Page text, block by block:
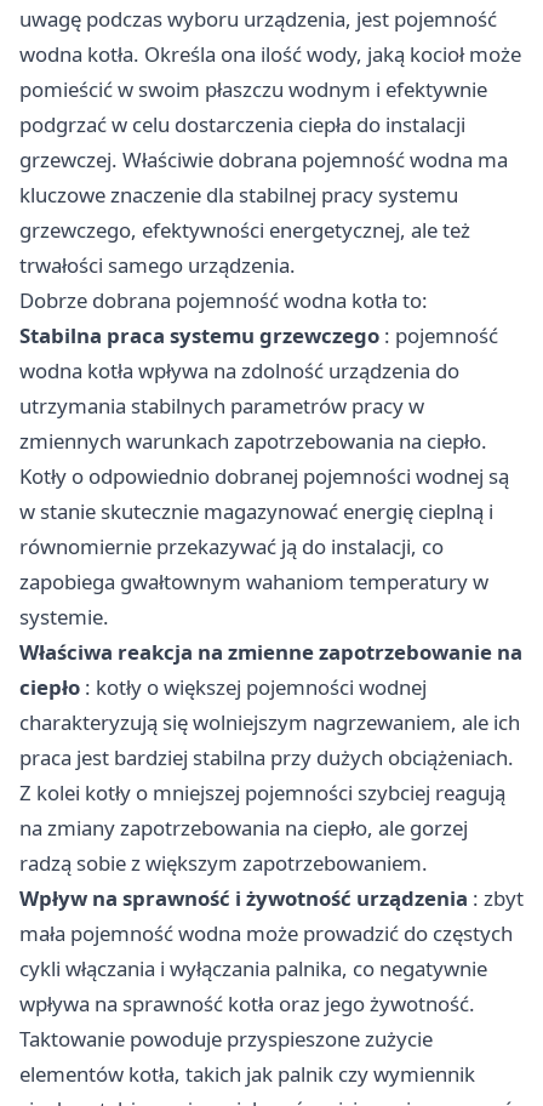
uwagę podczas wyboru urządzenia, jest pojemność
wodna kotła. Określa ona ilość wody, jaką kocioł może
pomieścić w swoim płaszczu wodnym i efektywnie
podgrzać w celu dostarczenia ciepła do instalacji
grzewczej. Właściwie dobrana pojemność wodna ma
kluczowe znaczenie dla stabilnej pracy systemu
grzewczego, efektywności energetycznej, ale też
trwałości samego urządzenia.
Dobrze dobrana pojemność wodna kotła to:
Stabilna praca systemu grzewczego : pojemność
wodna kotła wpływa na zdolność urządzenia do
utrzymania stabilnych parametrów pracy w
zmiennych warunkach zapotrzebowania na ciepło.
Kotły o odpowiednio dobranej pojemności wodnej są
w stanie skutecznie magazynować energię cieplną i
równomiernie przekazywać ją do instalacji, co
zapobiega gwałtownym wahaniom temperatury w
systemie.
Właściwa reakcja na zmienne zapotrzebowanie na
ciepło : kotły o większej pojemności wodnej
charakteryzują się wolniejszym nagrzewaniem, ale ich
praca jest bardziej stabilna przy dużych obciążeniach.
Z kolei kotły o mniejszej pojemności szybciej reagują
na zmiany zapotrzebowania na ciepło, ale gorzej
radzą sobie z większym zapotrzebowaniem.
Wpływ na sprawność i żywotność urządzenia : zbyt
mała pojemność wodna może prowadzić do częstych
cykli włączania i wyłączania palnika, co negatywnie
wpływa na sprawność kotła oraz jego żywotność.
Taktowanie powoduje przyspieszone zużycie
elementów kotła, takich jak palnik czy wymiennik